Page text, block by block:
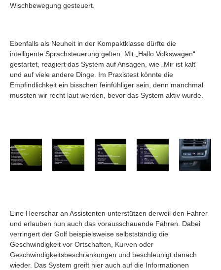
Wischbewegung gesteuert.
Ebenfalls als Neuheit in der Kompaktklasse dürfte die
intelligente Sprachsteuerung gelten. Mit „Hallo Volkswagen“
gestartet, reagiert das System auf Ansagen, wie „Mir ist kalt“
und auf viele andere Dinge. Im Praxistest könnte die
Empfindlichkeit ein bisschen feinfühliger sein, denn manchmal
mussten wir recht laut werden, bevor das System aktiv wurde.
Eine Heerschar an Assistenten unterstützen derweil den Fahrer
und erlauben nun auch das vorausschauende Fahren. Dabei
verringert der Golf beispielsweise selbstständig die
Geschwindigkeit vor Ortschaften, Kurven oder
Geschwindigkeitsbeschränkungen und beschleunigt danach
wieder. Das System greift hier auch auf die Informationen